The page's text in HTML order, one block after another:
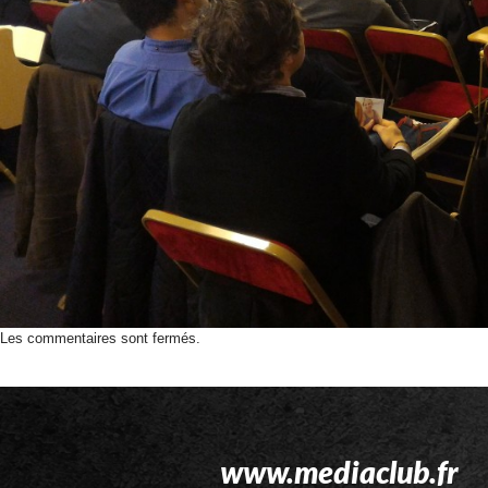
Les commentaires sont fermés.
www.mediaclub.fr